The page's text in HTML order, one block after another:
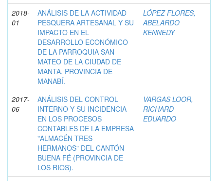
2018-
01
ANÁLISIS DE LA ACTIVIDAD
PESQUERA ARTESANAL Y SU
IMPACTO EN EL
DESARROLLO ECONÓMICO
DE LA PARROQUIA SAN
MATEO DE LA CIUDAD DE
MANTA, PROVINCIA DE
MANABÍ.
LÓPEZ FLORES,
ABELARDO
KENNEDY
2017-
06
ANÁLISIS DEL CONTROL
INTERNO Y SU INCIDENCIA
EN LOS PROCESOS
CONTABLES DE LA EMPRESA
"ALMACÉN TRES
HERMANOS" DEL CANTÓN
BUENA FÉ (PROVINCIA DE
LOS RIOS).
VARGAS LOOR,
RICHARD
EDUARDO